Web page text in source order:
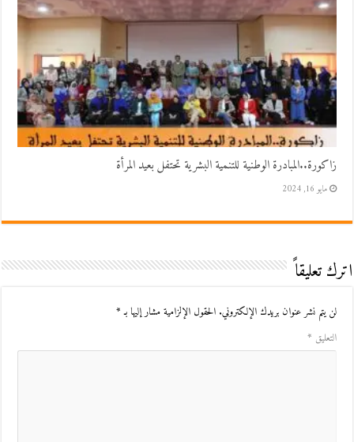
زاكورة..المبادرة الوطنية للتنمية البشرية تحتفل بعيد المرأة
مايو 16, 2024
اترك تعليقاً
لن يتم نشر عنوان بريدك الإلكتروني. الحقول الإلزامية مشار إليها بـ*
التعليق *